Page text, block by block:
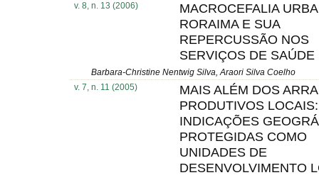
v. 8, n. 13 (2006)
MACROCEFALIA
RORAIMA E SUA
REPERCUSSÃO NOS
SERVIÇOS DE SAÚDE
Barbara-Christine Nentwig Silva, Araori Silva Coelho
v. 7, n. 11 (2005)
MAIS ALÉM DOS
PRODUTIVOS
INDICAÇÕES
PROTEGIDAS COMO
UNIDADES DE
DESENVOLVIMENTO